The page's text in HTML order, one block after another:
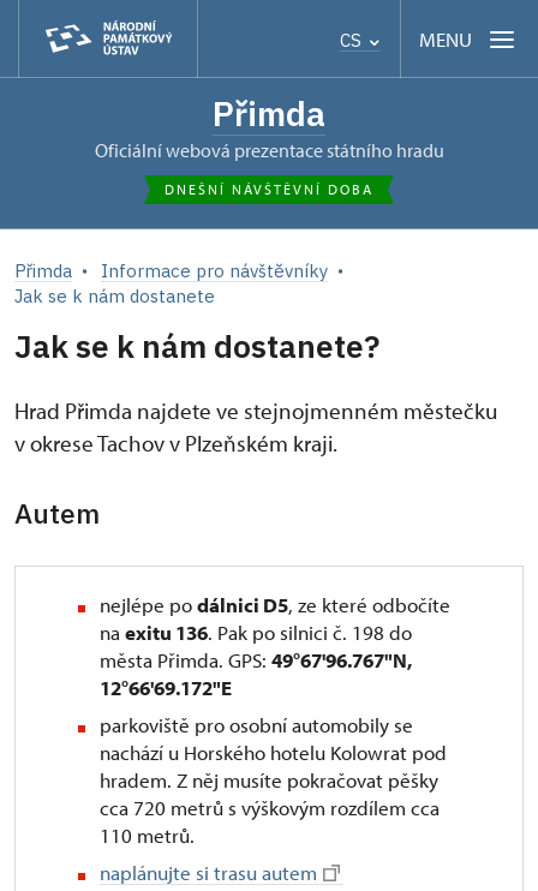
CS MENU
Přimda
oficiální webová prezentace státního hradu
DNEŠNÍ NÁVŠTĚVNÍ DOBA
Přimda
Informace pro návštěvníky
Jak se k nám dostanete
Jak se k nám dostanete?
Hrad Přimda najdete ve stejnojmenném městečku
v okrese Tachov v Plzeňském kraji.
Autem
nejlépe podálnici D5, ze které odbočíte
na exitu 136. Pak po silnici č. 198 do
města Přimda. GPS: 49°67'96.767"N,
12°66'69.172"E
parkoviště pro osobní automobily se
nachází u Horského hotelu Kolowrat pod
hradem. Z něj musíte pokračovat pěšky
cca 720 metrů s výškovým rozdílem cca
110 metrů.
naplánujte si trasu autem